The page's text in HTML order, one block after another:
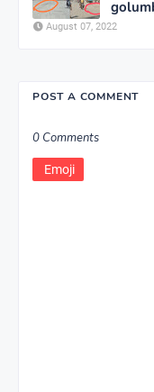
August 07, 2022
POST A COMMENT
0 Comments
Emoji